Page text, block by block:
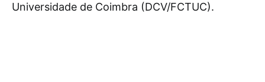
Universidade de Coimbra (DCV/FCTUC).